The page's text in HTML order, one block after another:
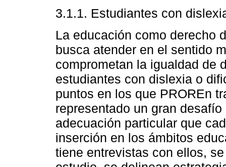
3.1.1. Estudiantes con
La educación como derecho
busca atender en el sentido
comprometan la igualdad de
estudiantes con dislexia o
puntos en los que PROREn
representado un gran
adecuación particular que
inserción en los ámbitos
tiene entrevistas con ellos,